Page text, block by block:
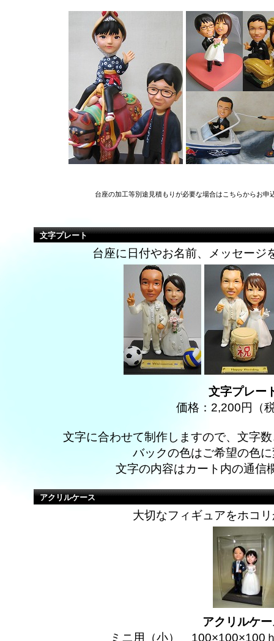
台座の加工等別途見積もりが必要な場合はこちらからお申
文字プレート
台座に日付やお名前、メッセージ
文字プレー
価格：2,200円
文字に合わせて制作しますので、文字
バックの色はご希望の色
文字の内容はカート内の通信
アクリルケース
大切なフィギュアをホコ
アクリルケ
ミニ用（小） 100×100×100